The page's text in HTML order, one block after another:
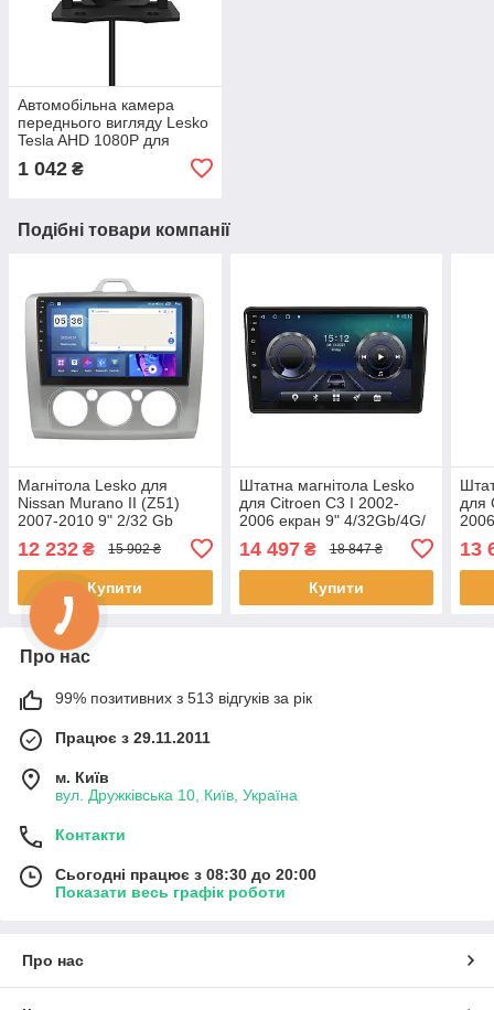
Автомобільна камера
переднього вигляду Lesko
Tesla AHD 1080P для
1 042 ₴
Подібні товари компанії
Магнітола Lesko для
Nissan Murano II (Z51)
2007-2010 9" 2/32 Gb
Prime Андроїд Авто 3шт
12 232 ₴ 15 902 ₴
Купити
Штатна магнітола Lesko
для Citroen C3 I 2002-
2006 екран 9" 4/32Gb/4G/
Андроїд 6 шт.
14 497₴ 18 847 ₴
Купити
для
13
Про нас
99% позитивних з 513 відгуків за рік
Працює з 29.11.2011
м. Київ
вул. Дружківська 10, Київ, Україна
Контакти
Сьогодні працює з 08:30 до 20:00
Показати весь графік роботи
Про нас